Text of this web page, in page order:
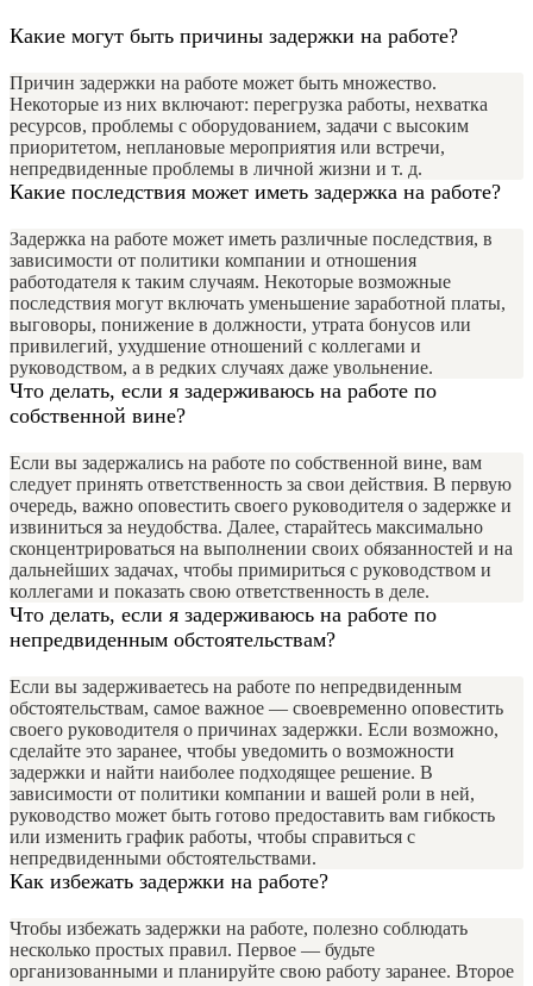
Какие могут быть причины задержки на работе?
Причин задержки на работе может быть множество.
Некоторые из них включают: перегрузка работы, нехватка
ресурсов, проблемы с оборудованием, задачи с высоким
приоритетом, неплановые мероприятия или встречи,
непредвиденные проблемы в личной жизни и т. д.
Какие последствия может иметь задержка на работе?
Задержка на работе может иметь различные последствия, в
зависимости от политики компании и отношения
работодателя к таким случаям. Некоторые возможные
последствия могут включать уменьшение заработной платы,
выговоры, понижение в должности, утрата бонусов или
привилегий, ухудшение отношений с коллегами и
руководством, а в редких случаях даже увольнение.
Что делать, если я задерживаюсь на работе по
собственной вине?
Если вы задержались на работе по собственной вине, вам
следует принять ответственность за свои действия. В первую
очередь, важно оповестить своего руководителя о задержке и
извиниться за неудобства. Далее, старайтесь максимально
сконцентрироваться на выполнении своих обязанностей и на
дальнейших задачах, чтобы примириться с руководством и
коллегами и показать свою ответственность в деле.
Что делать, если я задерживаюсь на работе по
непредвиденным обстоятельствам?
Если вы задерживаетесь на работе по непредвиденным
обстоятельствам, самое важное — своевременно оповестить
своего руководителя о причинах задержки. Если возможно,
сделайте это заранее, чтобы уведомить о возможности
задержки и найти наиболее подходящее решение. В
зависимости от политики компании и вашей роли в ней,
руководство может быть готово предоставить вам гибкость
или изменить график работы, чтобы справиться с
непредвиденными обстоятельствами.
Как избежать задержки на работе?
Чтобы избежать задержки на работе, полезно соблюдать
несколько простых правил. Первое — будьте
организованными и планируйте свою работу заранее. Второе